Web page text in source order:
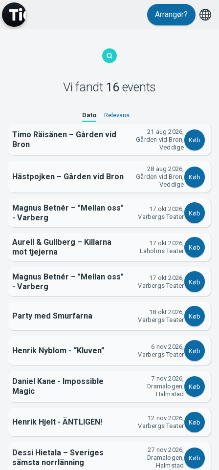
MyTickster
Support
Om Tickster
Arrangør?
Vi fandt 16events
Dato Relevans
Timo Räisänen – Gården vid
Bron
21 aug 2026,
Gården vid Bron,
Veddige
Køb
Hästpojken – Gården vid Bron
28 aug 2026,
Gården vid Bron,
Veddige
Køb
Magnus Betnér – "Mellan oss"
- Varberg
17 okt 2026,
Varbergs Teater
Køb
Aurell & Gullberg – Killarna
mot tjejerna
17 okt 2026,
Laholms Teater
Køb
Magnus Betnér – "Mellan oss"
- Varberg
17 okt 2026,
Varbergs Teater
Køb
Party med Smurfarna
18 okt 2026,
Varbergs Teater
Køb
Henrik Nyblom - “Kluven”
6 nov 2026,
Varbergs Teater
Køb
Daniel Kane - Impossible
Magic
7 nov 2026,
Dramalogen,
Halmstad
Køb
Henrik Hjelt - ÄNTLIGEN!
12 nov 2026,
Varbergs Teater
Køb
Dessi Hietala – Sveriges
sämsta norrlänning
27 nov 2026,
Dramalogen,
Halmstad
Køb